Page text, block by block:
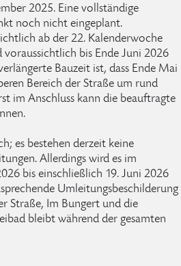
2025. Eine vollständige
noch nicht eingeplant.
ab der 22. Kalenderwoche
bis Ende Juni 2026
Bauzeit ist, dass Ende Mai
Bereich der Straße um rund
im Anschluss kann die beauftragte
es bestehen derzeit keine
Allerdings wird es im
bis einschließlich 19. Juni 2026
Umleitungsbeschilderung
Straße, Im Bungert und die
bleibt während der gesamten